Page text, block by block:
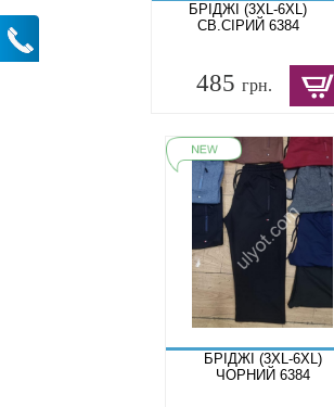
БРІДЖІ (3XL-6XL)
СВ.СІРИЙ 6384
485 грн.
БРІДЖІ (3XL-6XL)
ЧОРНИЙ 6384